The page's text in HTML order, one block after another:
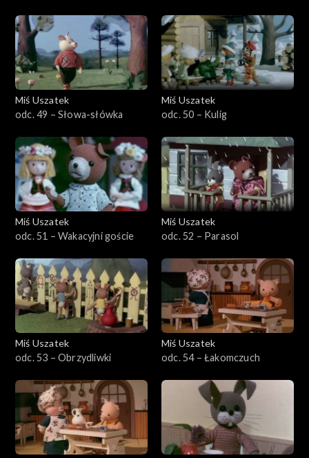
Miś Uszatek
odc. 49 – Słowa-słówka
Miś Uszatek
odc. 50 – Kulig
Miś Uszatek
odc. 51 – Wakacyjni goście
Miś Uszatek
odc. 52 – Parasol
Miś Uszatek
odc. 53 – Obrzydliwki
Miś Uszatek
odc. 54 – Łakomczuch